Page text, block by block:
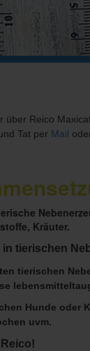
über Reico
Tat per Mail
Kräuter.
in tierischen
tierischen
Hunde oder
uvm.